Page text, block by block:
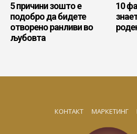
5 причини зошто е
подобро да бидете
отворено ранливи во
љубовта
10
КОНТАКТ МАРКЕТИНГ